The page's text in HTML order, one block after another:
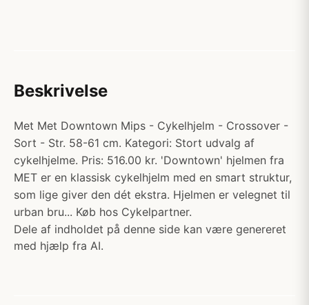
Beskrivelse
Met Met Downtown Mips - Cykelhjelm - Crossover -
Sort - Str. 58-61 cm. Kategori: Stort udvalg af
cykelhjelme. Pris: 516.00 kr. 'Downtown' hjelmen fra
MET er en klassisk cykelhjelm med en smart struktur,
som lige giver den dét ekstra. Hjelmen er velegnet til
urban bru... Køb hos Cykelpartner.
Dele af indholdet på denne side kan være genereret
med hjælp fra AI.